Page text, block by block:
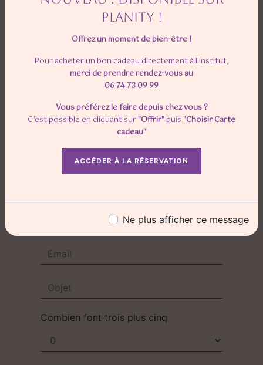
PLANITY !
Offrez un moment de bien-être !
Pour acheter un bon cadeau directement à l'institut,
merci de prendre rendez-vous au
06 74 73 09 99
Vous préférez le faire depuis chez vous ?
C'est possible en cliquant sur"Offrir"puis"Choisir Carte
cadeau"
ACCÉDER À LA RÉSERVATION
Ne plus afficher ce message
N'hésitez pas à nous
contacter
Combien font trois plus cinq